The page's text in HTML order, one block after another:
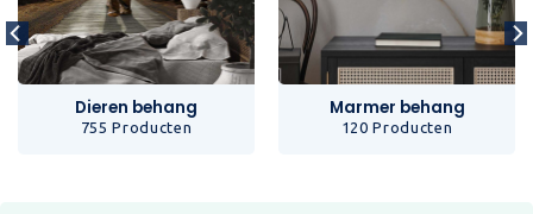
Dieren behang
755 Producten
Marmer behang
120 Producten